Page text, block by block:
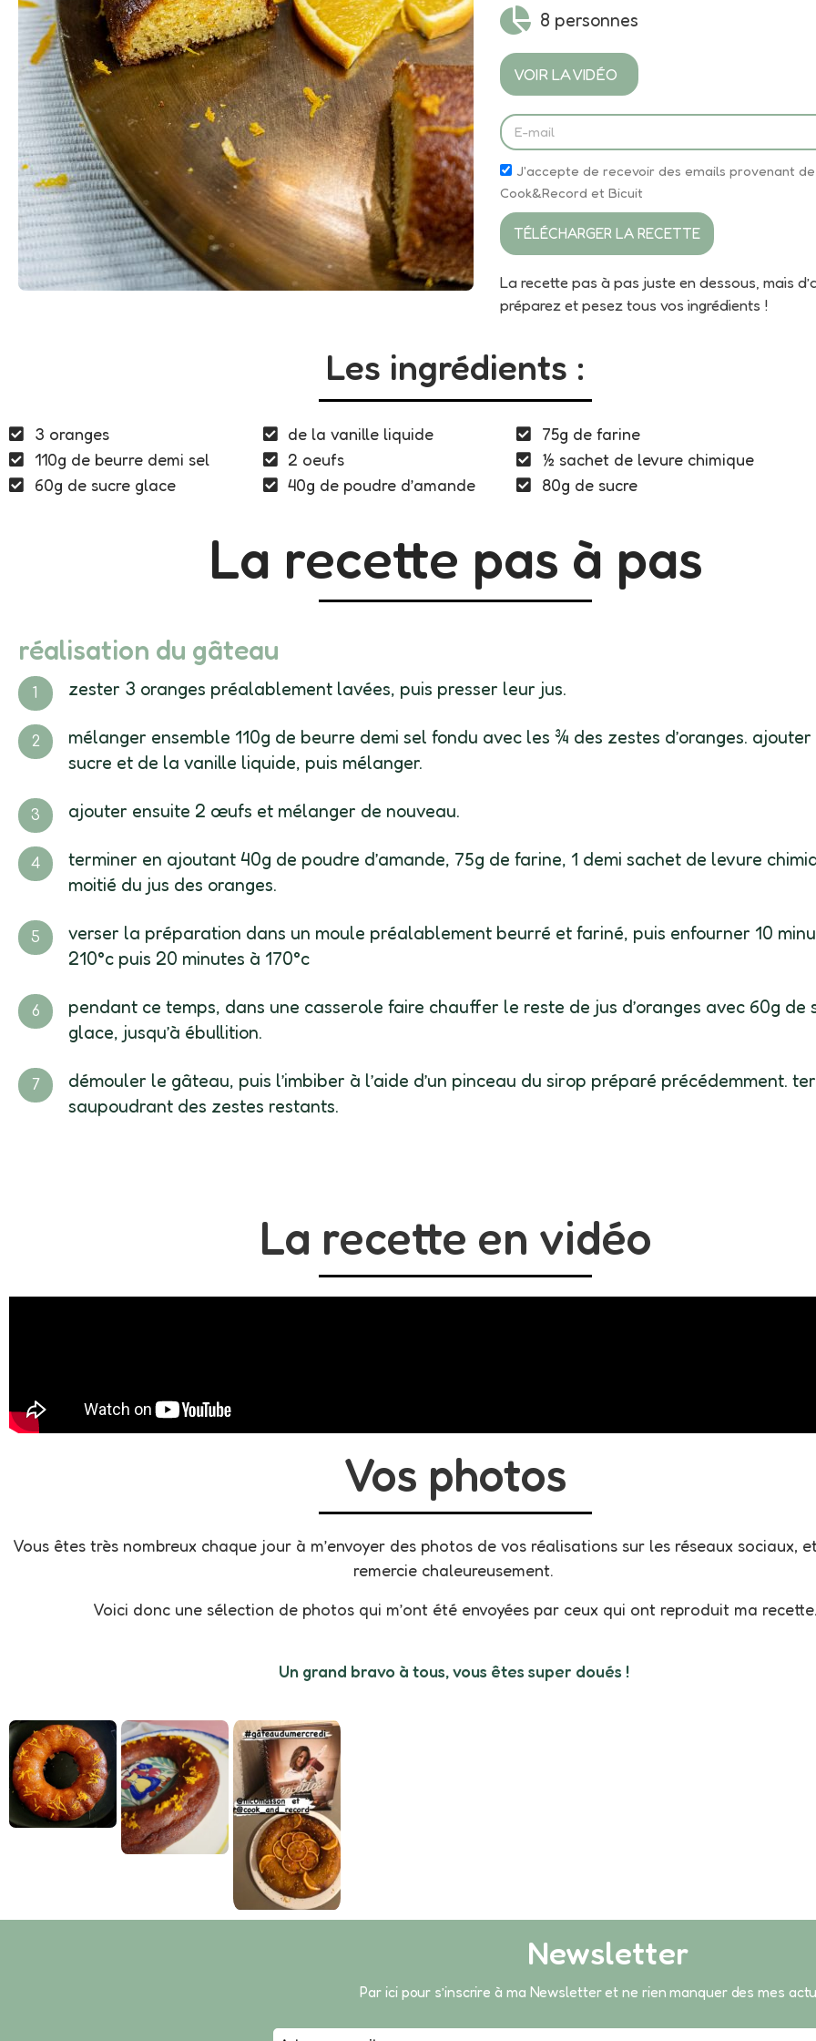
8 personnes
VOIR LA VIDÉO
J'accepte de recevoir des emails provenant de
Cook&Record et Bicuit
TÉLÉCHARGER LA RECETTE
La recette pas à pas juste en dessous, mais
préparez et pesez tous vos ingrédients !
Les ingrédients :
3 oranges
110g de beurre demi sel
60g de sucre glace
de la vanille liquide
2 oeufs
40g de poudre d’amande
75g de farine
½ sachet de levure chimique
80g de sucre
La recette pas à pas
réalisation du gâteau
zester 3 oranges préalablement lavées, puis presser leur jus.
mélanger ensemble 110g de beurre demi sel fondu avec les ¾ des zestes d’oranges.
sucre et de la vanille liquide, puis mélanger.
ajouter ensuite 2 œufs et mélanger de nouveau.
terminer en ajoutant 40g de poudre d’amande, 75g de farine, 1 demi sachet de levure
moitié du jus des oranges.
verser la préparation dans un moule préalablement beurré et fariné, puis enfourner 10
210°c puis 20 minutes à 170°c
pendant ce temps, dans une casserole faire chauffer le reste de jus d’oranges avec 60g de
glace, jusqu’à ébullition.
démouler le gâteau, puis l’imbiber à l’aide d’un pinceau du sirop préparé précédemment.
saupoudrant des zestes restants.
La recette en vidéo
Vos photos
Vous êtes très nombreux chaque jour à m’envoyer des photos de vos réalisations sur les réseaux sociaux,
remercie chaleureusement.
Voici donc une sélection de photos qui m’ont été envoyées par ceux qui ont reproduit ma recette.
Un grand bravo à tous, vous êtes super doués !
Newsletter
Par ici pour s’inscrire à ma Newsletter et ne rien manquer des mes